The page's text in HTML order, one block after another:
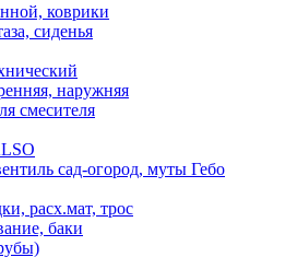
коврики
сиденья
наружняя
смесителя
сад-огород, муты Гебо
расх.мат, трос
баки